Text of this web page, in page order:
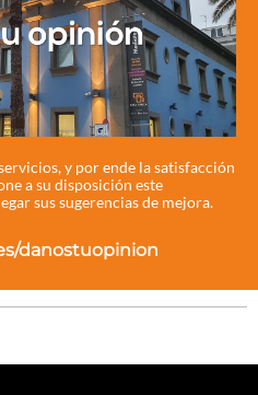
y por ende la satisfacción
a su disposición este
sus sugerencias de mejora.
danostuopinion